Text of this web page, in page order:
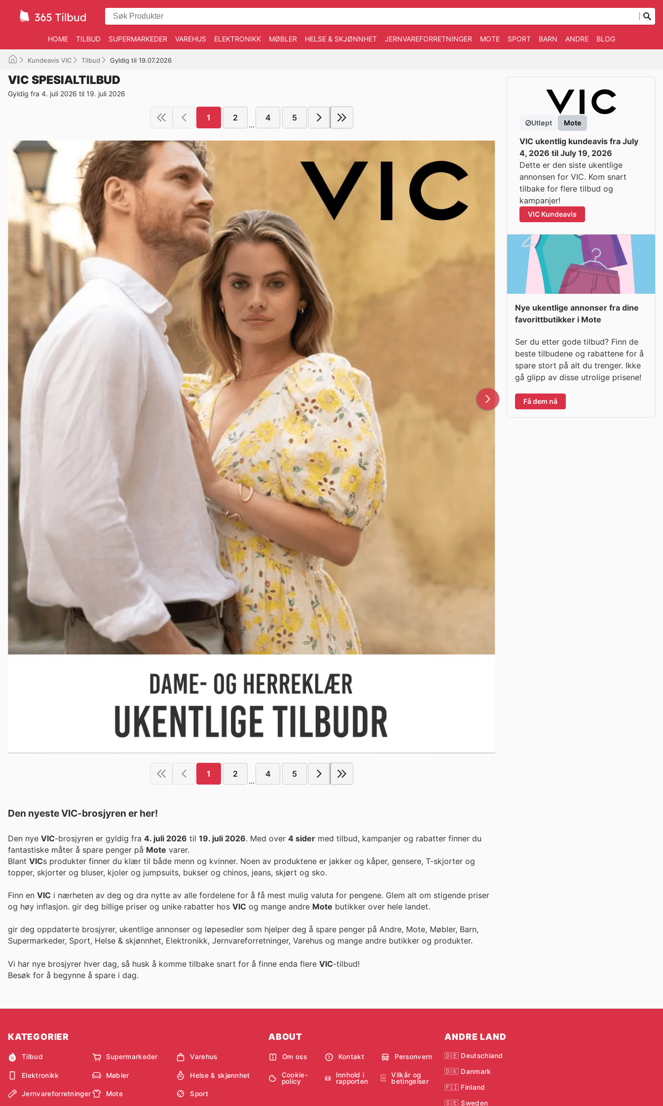
HOME TILBUD SUPERMARKEDER VAREHUS ELEKTRONIKK MØBLER HELSE & SKJØNNHET JERNVAREFORRETNINGER MOTE SPORT BARN ANDRE BLOG
Kundeavis VIC Tilbud Gyldig til 19.07.2026
VIC SPESIALTILBUD
Gyldig fra 4. juli 2026 til 19. juli 2026
1 2
...
4 5
1 2
...
4 5
Den nyeste VIC-brosjyren er her!
Den nye VIC-brosjyren er gyldig fra 4. juli 2026 til 19. juli 2026. Med over 4 sider med tilbud, kampanjer og rabatter finner du
fantastiske måter å spare penger på Mote varer.
Blant VICs produkter finner du klær til både menn og kvinner. Noen av produktene er jakker og kåper, gensere, T-skjorter og
topper, skjorter og bluser, kjoler og jumpsuits, bukser og chinos, jeans, skjørt og sko.
Finn en VIC i nærheten av deg og dra nytte av alle fordelene for å få mest mulig valuta for pengene. Glem alt om stigende priser
og høy inflasjon. gir deg billige priser og unike rabatter hos VIC og mange andre Mote butikker over hele landet.
gir deg oppdaterte brosjyrer, ukentlige annonser og løpesedler som hjelper deg å spare penger på Andre, Mote, Møbler, Barn,
Supermarkeder, Sport, Helse & skjønnhet, Elektronikk, Jernvareforretninger, Varehus og mange andre butikker og produkter.
Vi har nye brosjyrer hver dag, så husk å komme tilbake snart for å finne enda flere VIC-tilbud!
Besøk for å begynne å spare i dag.
Utløpt Mote
VIC ukentlig kundeavis fra July
4, 2026 til July 19, 2026
Dette er den siste ukentlige
annonsen for VIC. Kom snart
tilbake for flere tilbud og
kampanjer!
VIC Kundeavis
Nye ukentlige annonser fra dine
favorittbutikker i Mote
Ser du etter gode tilbud? Finn de
beste tilbudene og rabattene for å
spare stort på alt du trenger. Ikke
gå glipp av disse utrolige prisene!
Få dem nå
KATEGORIER
Tilbud Supermarkeder Varehus
Elektronikk Møbler Helse & skjønnhet
Jernvareforretninger Mote Sport
ABOUT
Om oss Kontakt Personvern
Cookie-
policy
Innhold i
rapporten
Vilkår og
betingelser
ANDRE LAND
🇩🇪 Deutschland
🇩🇰 Danmark
🇫🇮 Finland
🇸🇪 Sweden